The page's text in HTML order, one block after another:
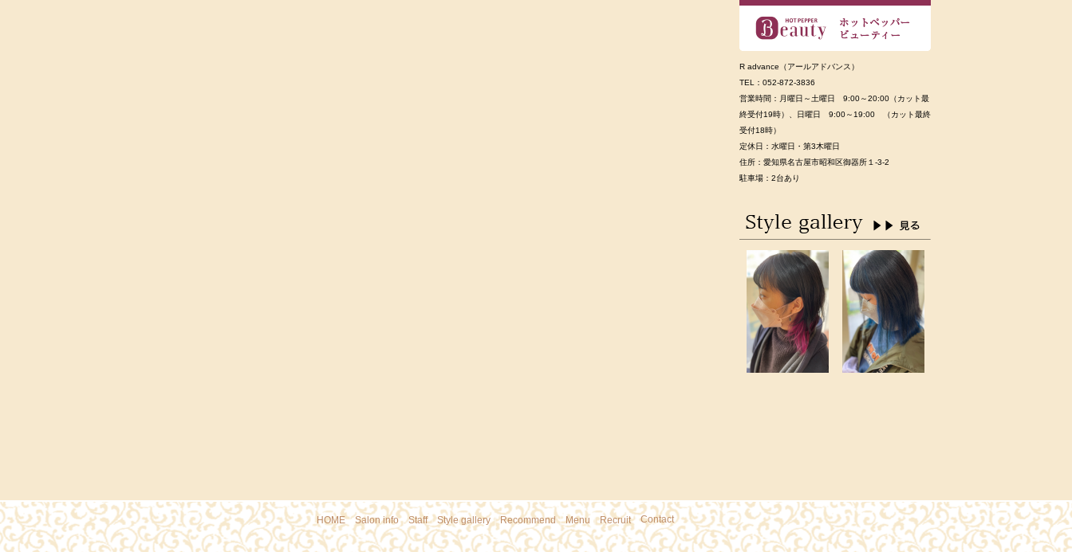
R advance（アールアドバンス）
TEL：052-872-3836
営業時間：月曜日～土曜日 9:00～20:00（カット最
終受付19時）、日曜日 9:00～19:00 （カット最終
受付18時）
定休日：水曜日・第3木曜日
住所： 愛知県名古屋市昭和区御器所１-3-2
駐車場：2台あり
HOME｜Salon info｜Staff｜Style gallery｜Recommend｜Menu ｜Recruit｜Contact